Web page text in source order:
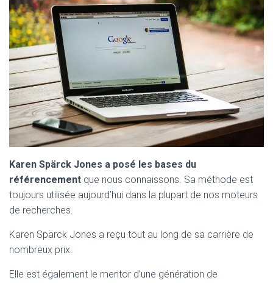
Karen Spärck Jones a posé les bases du
référencement que nous connaissons. Sa méthode est
toujours utilisée aujourd’hui dans la plupart de nos moteurs
de recherches.
Karen Spärck Jones a reçu tout au long de sa carrière de
nombreux prix.
Elle est également le mentor d’une génération de